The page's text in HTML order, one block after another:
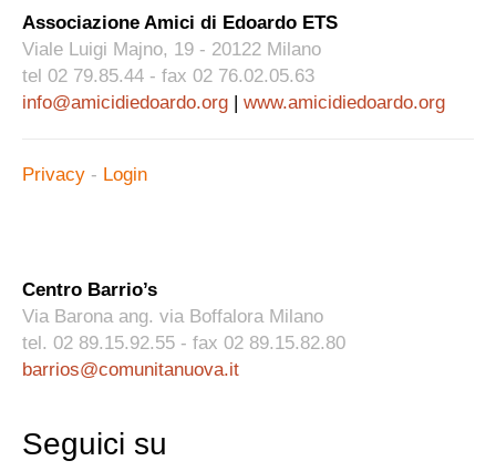
Associazione Amici di Edoardo ETS
Viale Luigi Majno, 19 - 20122 Milano
tel 02 79.85.44 - fax 02 76.02.05.63
info@amicidiedoardo.org | www.amicidiedoardo.org
Privacy - Login
Centro Barrio’s
Via Barona ang. via Boffalora Milano
tel. 02 89.15.92.55 - fax 02 89.15.82.80
barrios@comunitanuova.it
Seguici su